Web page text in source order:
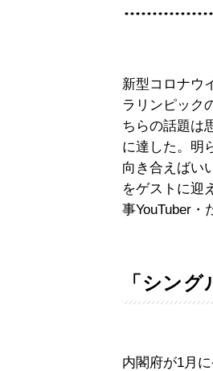
新型コロナウ
ラリンピック
ちらの話題は
に達した。明
向き合えばい
をゲストに迎
事YouTuber・
「シン
内閣府が1月